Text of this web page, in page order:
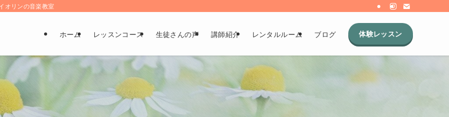
オリンの音楽教室
ホーム レッスンコース 生徒さんの声 講師紹介 レンタルルーム ブログ 体験レッスン